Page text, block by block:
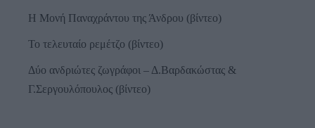
Η Μονή Παναχράντου της Άνδρου (βίντεο)
Το τελευταίο ρεμέτζο (βίντεο)
Δύο ανδριώτες ζωγράφοι – Δ.Βαρδακώστας &
Γ.Σεργουλόπουλος (βίντεο)